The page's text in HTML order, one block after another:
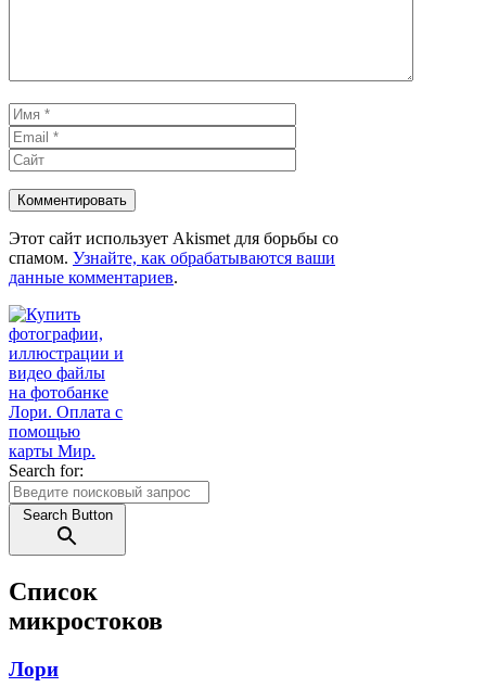
Имя
Этот сайт использует Akismet для борьбы со
спамом. Узнайте, как обрабатываются ваши
данные комментариев.
Search for:
Search Button
Список
микростоков
Лори